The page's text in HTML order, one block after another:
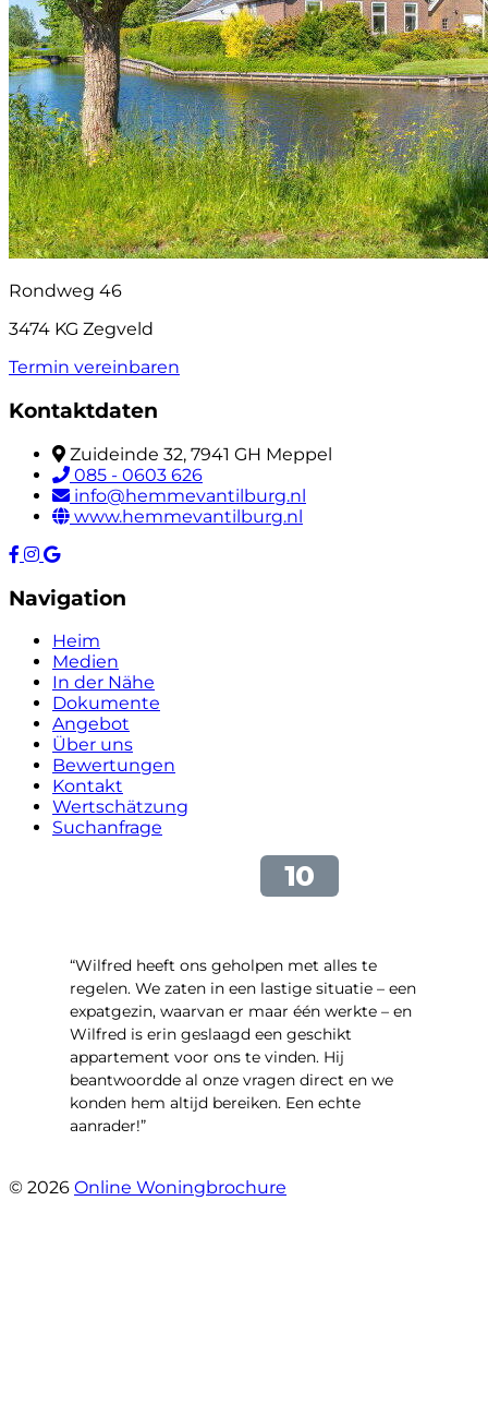
Rondweg 46
3474 KG Zegveld
Termin vereinbaren
Kontaktdaten
Zuideinde 32, 7941 GH Meppel
085 - 0603 626
info@hemmevantilburg.nl
www.hemmevantilburg.nl
Navigation
Heim
Medien
In der Nähe
Dokumente
Angebot
Über uns
Bewertungen
Kontakt
Wertschätzung
Suchanfrage
“Wilfred heeft ons geholpen met alles te
regelen. We zaten in een lastige situatie – een
expatgezin, waarvan er maar één werkte – en
Wilfred is erin geslaagd een geschikt
appartement voor ons te vinden. Hij
beantwoordde al onze vragen direct en we
konden hem altijd bereiken. Een echte
aanrader!”
© 2026 Online Woningbrochure